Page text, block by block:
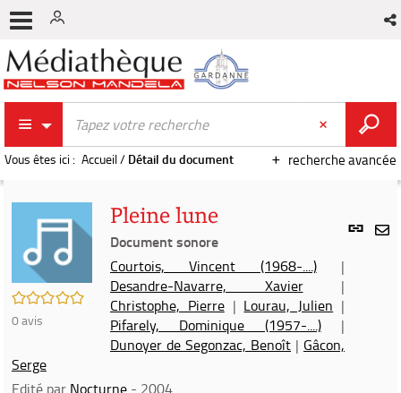
recherche avancée
Vous êtes ici : Accueil/ Détail du document
Lien
/5
0avis
Pleine lune
Document sonore
Courtois, Vincent (1968-....)|
Desandre-Navarre, Xavier|
Christophe, Pierre| Lourau, Julien |
Pifarely, Dominique (1957-....)|
Dunoyer de Segonzac, Benoît | Gâcon,
Serge
Edité par Nocturne - 2004